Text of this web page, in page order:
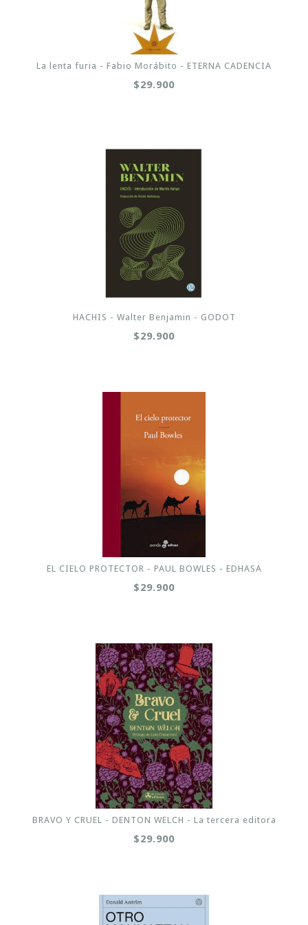
La lenta furia - Fabio Morábito - ETERNA CADENCIA
$29.900
HACHIS - Walter Benjamin - GODOT
$29.900
EL CIELO PROTECTOR - PAUL BOWLES - EDHASA
$29.900
BRAVO Y CRUEL - DENTON WELCH - La tercera editora
$29.900